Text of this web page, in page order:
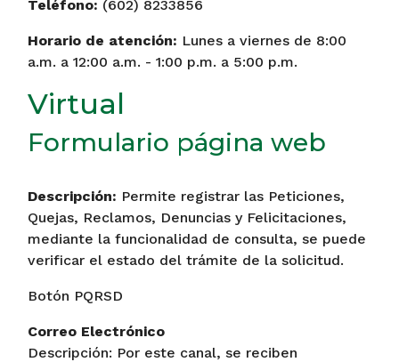
Teléfono: (602) 8233856
Horario de atención: Lunes a viernes de 8:00
a.m. a 12:00 a.m. - 1:00 p.m. a 5:00 p.m.
Virtual
Formulario página web
Descripción: Permite registrar las Peticiones,
Quejas, Reclamos, Denuncias y Felicitaciones,
mediante la funcionalidad de consulta, se puede
verificar el estado del trámite de la solicitud.
Botón PQRSD
Correo Electrónico
Descripción: Por este canal, se reciben